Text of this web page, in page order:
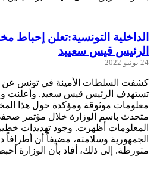
الداخلية التونسية:تعلن
الرئيس قيس سعييد
24 يونيو 2022
كشفت السلطات الأمينة في تونس عن
تستهدف الرئيس قيس سعيد. وأعلنت
معلومات موثوقة ومؤكدة حول هذا
متحدث باسم الوزارة خلال مؤتمر
المعلومات أظهرت. وجود تهديدات
الجمهورية وسلامته، مضيفاً أن أطرافاً
متورطة. إلى ذلك، أفاد بأن الوزارة